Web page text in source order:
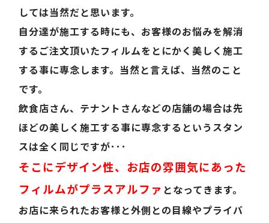
しては当然だと思います。
自分達が施工する時にも、お客様のお悩みを解消
するご注文頂いたフィルムをとにかく美しく施工
する事に専念します。当然と言えば、当然のこと
です。
飲食店さん、テナントさんなどの店舗の場合は先
ほどの美しく施工する事に専念するというスタン
スは全く同じですが･･･
そこにデザイン性、お店の雰囲気にあった
フィルムがプラスアルファ となってきます。
お店に来られたお客様と外側との目線やプライバ